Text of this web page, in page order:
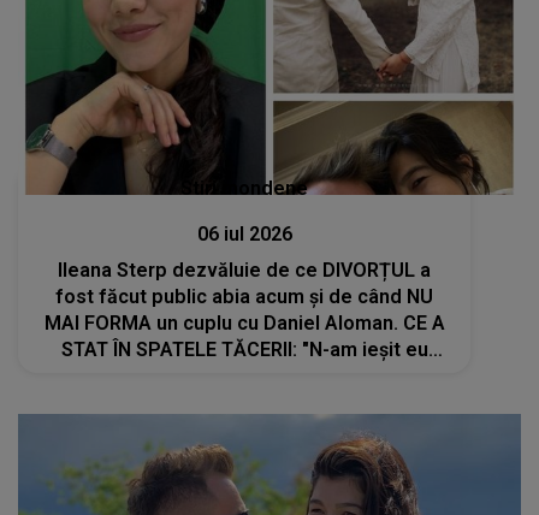
Stiri mondene
06 iul 2026
Ileana Sterp dezvăluie de ce DIVORȚUL a
fost făcut public abia acum și de când NU
MAI FORMA un cuplu cu Daniel Aloman. CE A
STAT ÎN SPATELE TĂCERII: "N-am ieșit eu